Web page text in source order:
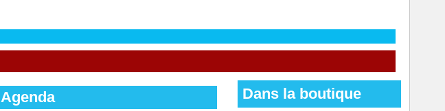
Agenda Dans la boutique